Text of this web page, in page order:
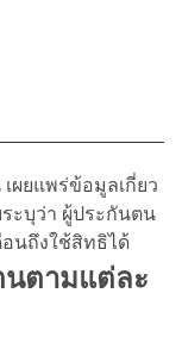
ผยแพร่ข้อมูลเกี่ยว
ะบุว่า ผู้ประกันตน
อนถึงใช้สิทธิได้
ตามแต่ละ